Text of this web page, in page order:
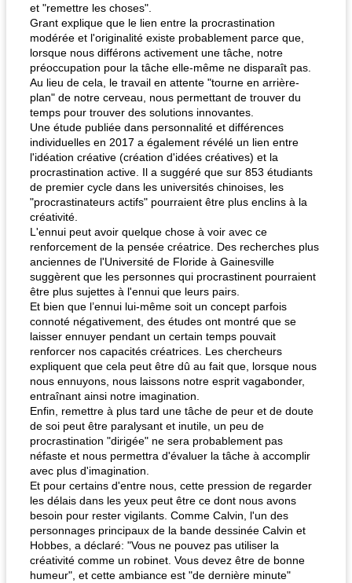
et "remettre les choses".
Grant explique que le lien entre la procrastination
modérée et l'originalité existe probablement parce que,
lorsque nous différons activement une tâche, notre
préoccupation pour la tâche elle-même ne disparaît pas.
Au lieu de cela, le travail en attente "tourne en arrière-
plan" de notre cerveau, nous permettant de trouver du
temps pour trouver des solutions innovantes.
Une étude publiée dans personnalité et différences
individuelles en 2017 a également révélé un lien entre
l'idéation créative (création d'idées créatives) et la
procrastination active. Il a suggéré que sur 853 étudiants
de premier cycle dans les universités chinoises, les
"procrastinateurs actifs" pourraient être plus enclins à la
créativité.
L'ennui peut avoir quelque chose à voir avec ce
renforcement de la pensée créatrice. Des recherches plus
anciennes de l'Université de Floride à Gainesville
suggèrent que les personnes qui procrastinent pourraient
être plus sujettes à l'ennui que leurs pairs.
Et bien que l’ennui lui-même soit un concept parfois
connoté négativement, des études ont montré que se
laisser ennuyer pendant un certain temps pouvait
renforcer nos capacités créatrices. Les chercheurs
expliquent que cela peut être dû au fait que, lorsque nous
nous ennuyons, nous laissons notre esprit vagabonder,
entraînant ainsi notre imagination.
Enfin, remettre à plus tard une tâche de peur et de doute
de soi peut être paralysant et inutile, un peu de
procrastination "dirigée" ne sera probablement pas
néfaste et nous permettra d'évaluer la tâche à accomplir
avec plus d'imagination.
Et pour certains d'entre nous, cette pression de regarder
les délais dans les yeux peut être ce dont nous avons
besoin pour rester vigilants. Comme Calvin, l'un des
personnages principaux de la bande dessinée Calvin et
Hobbes, a déclaré: "Vous ne pouvez pas utiliser la
créativité comme un robinet. Vous devez être de bonne
humeur", et cette ambiance est "de dernière minute"